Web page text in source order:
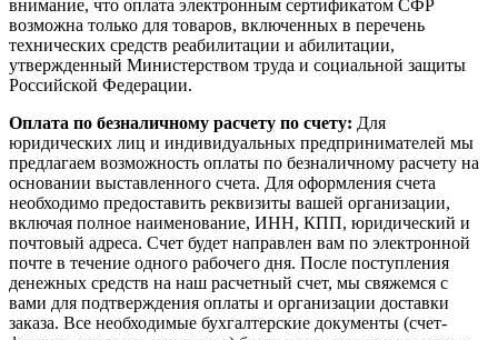
внимание, что оплата электронным сертификатом СФР
возможна только для товаров, включенных в перечень
технических средств реабилитации и абилитации,
утвержденный Министерством труда и социальной защиты
Российской Федерации.
Оплата по безналичному расчету по счету: Для
юридических лиц и индивидуальных предпринимателей мы
предлагаем возможность оплаты по безналичному расчету на
основании выставленного счета. Для оформления счета
необходимо предоставить реквизиты вашей организации,
включая полное наименование, ИНН, КПП, юридический и
почтовый адреса. Счет будет направлен вам по электронной
почте в течение одного рабочего дня. После поступления
денежных средств на наш расчетный счет, мы свяжемся с
вами для подтверждения оплаты и организации доставки
заказа. Все необходимые бухгалтерские документы (счет-